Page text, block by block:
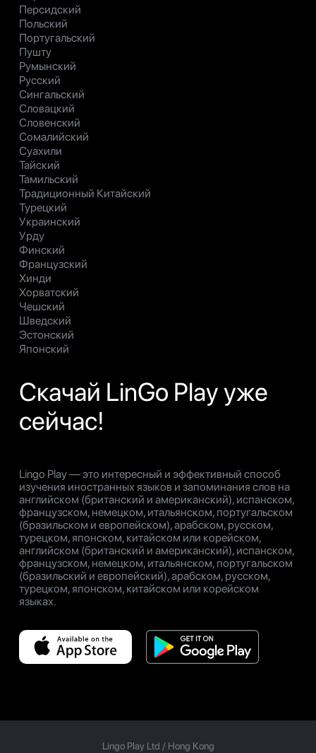
Персидский
Польский
Португальский
Пушту
Румынский
Русский
Сингальский
Словацкий
Словенский
Сомалийский
Суахили
Тайский
Тамильский
Традиционный Китайский
Турецкий
Украинский
Урду
Финский
Французский
Хинди
Хорватский
Чешский
Шведский
Эстонский
Японский
Скачай LinGo Play уже
сейчас!
Lingo Play — это интересный и эффективный способ
изучения иностранных языков и запоминания слов на
английском (британский и американский), испанском,
французском, немецком, итальянском, португальском
(бразильском и европейском), арабском, русском,
турецком, японском, китайском или корейском,
английском (британский и американский), испанском,
французском, немецком, итальянском, португальском
(бразильский и европейский), арабском, русском,
турецком, японском, китайском или корейском
языках.
Lingo Play Ltd / Hong Kong